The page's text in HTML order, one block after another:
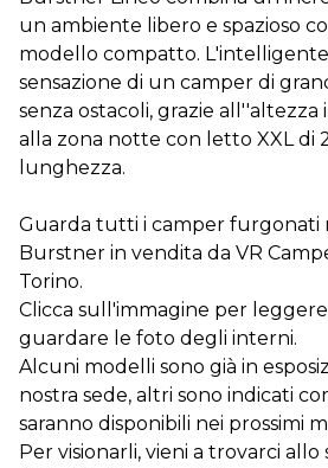
un ambiente libero e spazioso
modello compatto.
sensazione di un camper di
senza ostacoli, grazie all''altezza
alla zona notte con letto XXL di
lunghezza.
Guarda tutti i camper furgonati
Burstner in vendita da VR
Torino.
Clicca sull'immagine per
guardare le foto degli interni.
Alcuni modelli sono già in
nostra sede, altri sono indicati
saranno disponibili nei prossimi
Per visionarli, vieni a trovarci allo